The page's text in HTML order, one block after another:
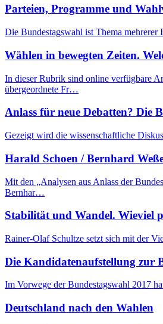
Parteien, Programme und
Die Bundestagswahl ist Thema
Wählen in bewegten Zeiten.
In dieser Rubrik sind online verfügbare
übergeordnete Fr…
Anlass für neue Debatten? Die
Gezeigt wird die wissenschaftliche
Harald Schoen / Bernhard
Mit den „Analysen aus Anlass der
Bernhar…
Stabilität und Wandel. Wieviel
Rainer-Olaf Schultze setzt sich mit der
Die Kandidatenaufstellung zur
Im Vorwege der Bundestagswahl 2017
Deutschland nach den Wahlen